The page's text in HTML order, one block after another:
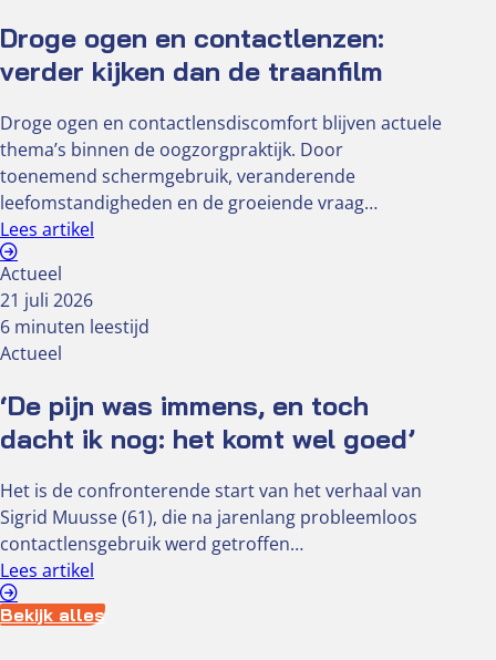
Droge ogen en contactlenzen:
verder kijken dan de traanfilm
Droge ogen en contactlensdiscomfort blijven actuele
thema’s binnen de oogzorgpraktijk. Door
toenemend schermgebruik, veranderende
leefomstandigheden en de groeiende vraag…
Lees artikel
Actueel
21 juli 2026
6 minuten leestijd
Actueel
‘De pijn was immens, en toch
dacht ik nog: het komt wel goed’
Het is de confronterende start van het verhaal van
Sigrid Muusse (61), die na jarenlang probleemloos
contactlensgebruik werd getroffen…
Lees artikel
Bekijk alles